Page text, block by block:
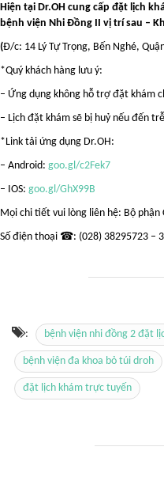
Hiện tại Dr.OH cung cấp đặt lịch
bệnh viện Nhi Đồng II vị trí sau –
(Đ/c: 14 Lý Tự Trọng, Bến Nghé,
*Quý khách hàng lưu ý:
– Ứng dụng không hỗ trợ đặt khám
– Lịch đặt khám sẽ bị huỷ nếu đến
*Link tải ứng dụng Dr.OH:
– Android: goo.gl/c2Fek7
– IOS: goo.gl/GhX99B
Mọi chi tiết vui lòng liên hệ: Bộ phận
Số điện thoại ☎: (028) 38295723 –
: bệnh viện nhi đồng 2 đặt
bệnh viện đa khoa bỏ túi droh
đặt lịch khám trực tuyến